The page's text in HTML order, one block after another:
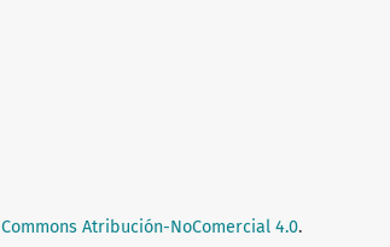
Atribución-NoComercial 4.0.